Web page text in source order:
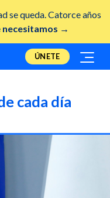
se queda. Catorce años
necesitamos →
ÚNETE
cada día